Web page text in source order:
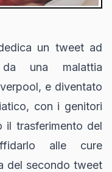
un tweet ad
una malattia
e diventato
con i genitori
il trasferimento del
alle cure
del secondo tweet